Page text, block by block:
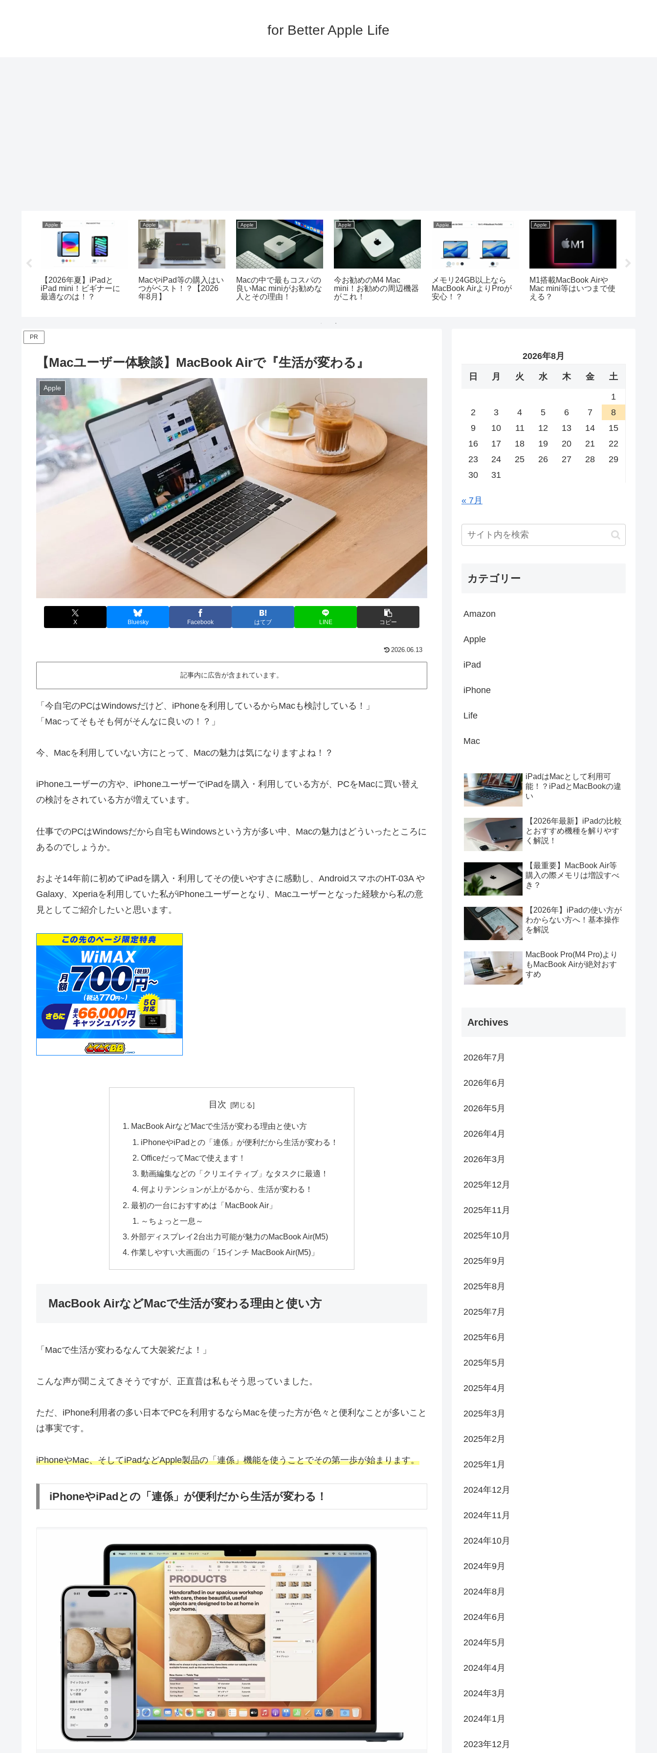
for Better Apple Life
Apple
【2026年】iPadの使い
方がわからない方へ！基
本操作を解説
Apple
【2026年最新】iPadの
比較とおすすめ機種を解
りやすく解説！
Apple
MacとiPadの使い分け術
｜どちらが適しているか
徹底比較
Apple
【体験談】MacとiPadの
組み合わせが日常をプラ
スに変える！
Apple
iPad ProとAirの13イン
チ比較！殆どの方におす
すめはこれ！
Apple
【最重要】MacBook Air
等購入の際メモリは増設
すべき？
PR
【Macユーザー体験談】MacBook Airで『生活が変わる』
Apple
X Bluesky Facebook はてブ LINE コピー
2026.06.13
記事内に広告が含まれています。
「今自宅のPCはWindowsだけど、iPhoneを利用しているからMacも検討している！」
「Macってそもそも何がそんなに良いの！？」
今、Macを利用していない方にとって、Macの魅力は気になりますよね！？
iPhoneユーザーの方や、iPhoneユーザーでiPadを購入・利用している方が、PCをMacに買い替え
の検討をされている方が増えています。
仕事でのPCはWindowsだから自宅もWindowsという方が多い中、Macの魅力はどういったところに
あるのでしょうか。
およそ14年前に初めてiPadを購入・利用してその使いやすさに感動し、AndroidスマホのHT-03A や
Galaxy、Xperiaを利用していた私がiPhoneユーザーとなり、Macユーザーとなった経験から私の意
見としてご紹介したいと思います。
目次
MacBook AirなどMacで生活が変わる理由と使い方
iPhoneやiPadとの「連係」が便利だから生活が変わる！
OfficeだってMacで使えます！
動画編集などの「クリエイティブ」なタスクに最適！
何よりテンションが上がるから、生活が変わる！
最初の一台におすすめは「MacBook Air」
～ちょっと一息～
外部ディスプレイ2台出力可能が魅力のMacBook Air(M5)
作業しやすい大画面の「15インチ MacBook Air(M5)」
MacBook AirなどMacで生活が変わる理由と使い方
「Macで生活が変わるなんて大袈裟だよ！」
こんな声が聞こえてきそうですが、正直昔は私もそう思っていました。
ただ、iPhone利用者の多い日本でPCを利用するならMacを使った方が色々と便利なことが多いこと
は事実です。
iPhoneやMac、そしてiPadなどApple製品の「連係」機能を使うことでその第一歩が始まります。
iPhoneやiPadとの「連係」が便利だから生活が変わる！
2026年8月
日 月 火 水 木 金 土
1
2
3 4 5 6 7
8
9
10 11 12 13 14
15
16
17 18 19 20 21
22
23
24 25 26 27 28
29
30
31
« 7月
カテゴリー
Amazon
Apple
iPad
iPhone
Life
Mac
iPadはMacとして利用可
能！？iPadとMacBookの違
い
【2026年最新】iPadの比較
とおすすめ機種を解りやす
く解説！
【最重要】MacBook Air等
購入の際メモリは増設すべ
き？
【2026年】iPadの使い方が
わからない方へ！基本操作
を解説
MacBook Pro(M4 Pro)より
もMacBook Airが絶対おす
すめ
Archives
2026年7月
2026年6月
2026年5月
2026年4月
2026年3月
2025年12月
2025年11月
2025年10月
2025年9月
2025年8月
2025年7月
2025年6月
2025年5月
2025年4月
2025年3月
2025年2月
2025年1月
2024年12月
2024年11月
2024年10月
2024年9月
2024年8月
2024年6月
2024年5月
2024年4月
2024年3月
2024年1月
2023年12月